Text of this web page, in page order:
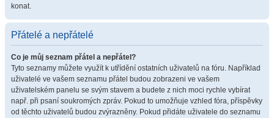
konat.
Přátelé a nepřátelé
Co je můj seznam přátel a nepřátel?
Tyto seznamy můžete využít k utřídění ostatních uživatelů na fóru. Například
uživatelé ve vašem seznamu přátel budou zobrazeni ve vašem
uživatelském panelu se svým stavem a budete z nich moci rychle vybírat
např. při psaní soukromých zpráv. Pokud to umožňuje vzhled fóra, příspěvky
od těchto uživatelů budou zvýrazněny. Pokud přidáte uživatele do seznamu